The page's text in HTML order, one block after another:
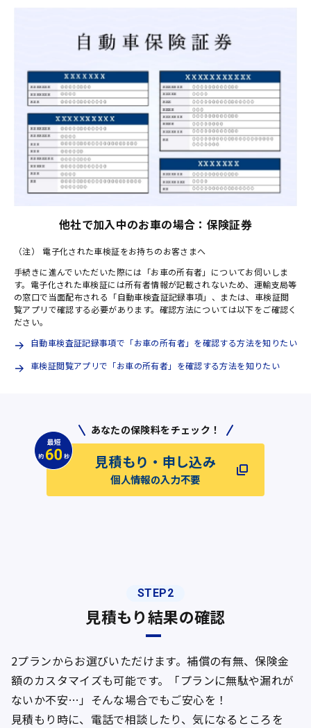
他社で加入中のお車の場合：保険証券
（注）
電子化された車検証をお持ちのお客さまへ
手続きに進んでいただいた際には「お車の所有者」についてお伺いしま
す。電子化された車検証には所有者情報が記載されないため、運輸支局等
の窓口で当面配布される「自動車検査証記録事項」、または、車検証閲
覧アプリで確認する必要があります。確認方法については以下をご確認く
ださい。
自動車検査証記録事項で「お車の所有者」を確認する方法を知りたい
車検証閲覧アプリで「お車の所有者」を確認する方法を知りたい
あなたの保険料をチェック！
見積もり・申し込み
個人情報の入力不要
STEP2
見積もり結果の確認
2プランからお選びいただけます。補償の有無、保険金
額のカスタマイズも可能です。「プランに無駄や漏れが
ないか不安…」そんな場合でもご安心を！
見積もり時に、電話で相談したり、気になるところを